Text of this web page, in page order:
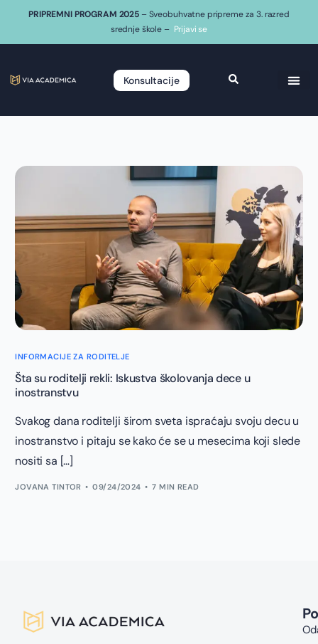
PRIPREMNI PROGRAM 2025 – Sveobuhvatne pripreme za 3. razred
srednje škole – Prijavi se
Konsultacije
INFORMACIJE ZA RODITELJE
Šta su roditelji rekli: Iskustva školovanja dece u
inostranstvu
Svakog dana roditelji širom sveta ispraćaju svoju decu u
inostranstvo i pitaju se kako će se u mesecima koji slede
nositi sa […]
JOVANA TINTOR 09/24/2024 7 MIN READ